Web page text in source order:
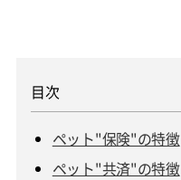
ペット"保険"の特徴
ペット"共済"の特徴